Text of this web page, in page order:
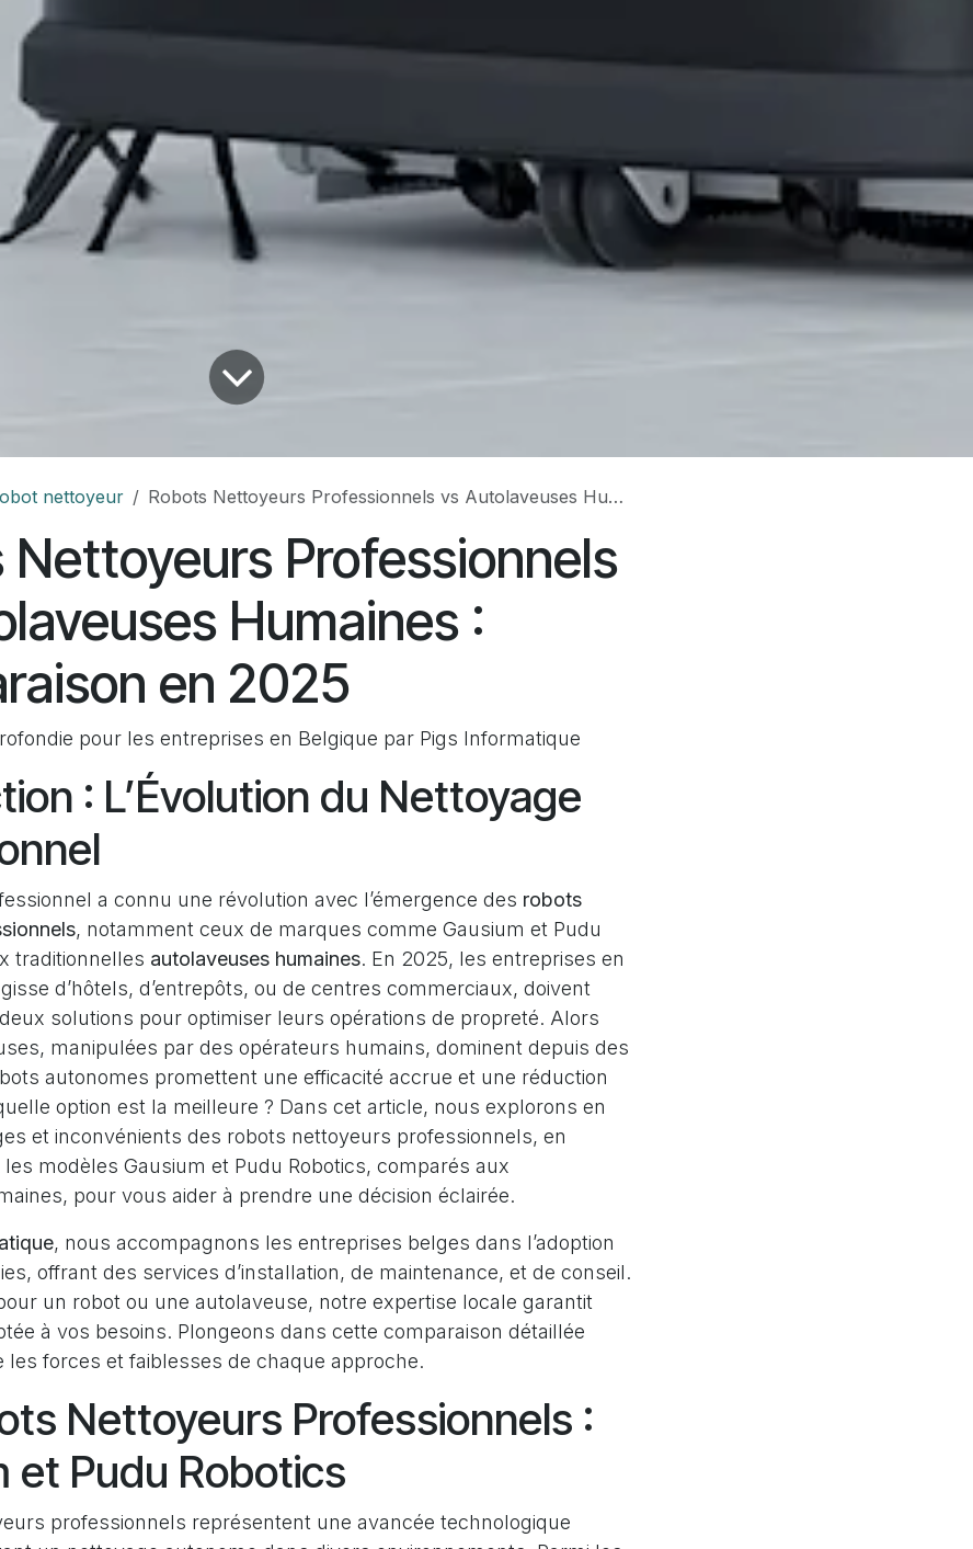
nettoyeur Robots Nettoyeurs Professionnels vs Autolaveuses Humaines : Comparaison en 2025
Nettoyeurs Professionnels
Humaines :
en 2025
pour les entreprises en Belgique par Pigs Informatique
: L’Évolution du Nettoyage
a connu une révolution avec l’émergence des robots
, notamment ceux de marques comme Gausium et Pudu
traditionnelles autolaveuses humaines. En 2025, les entreprises en
d’hôtels, d’entrepôts, ou de centres commerciaux, doivent
solutions pour optimiser leurs opérations de propreté. Alors
manipulées par des opérateurs humains, dominent depuis des
autonomes promettent une efficacité accrue et une réduction
option est la meilleure ? Dans cet article, nous explorons en
et inconvénients des robots nettoyeurs professionnels, en
modèles Gausium et Pudu Robotics, comparés aux
pour vous aider à prendre une décision éclairée.
, nous accompagnons les entreprises belges dans l’adoption
offrant des services d’installation, de maintenance, et de conseil.
un robot ou une autolaveuse, notre expertise locale garantit
à vos besoins. Plongeons dans cette comparaison détaillée
les forces et faiblesses de chaque approche.
Nettoyeurs Professionnels :
et Pudu Robotics
professionnels représentent une avancée technologique